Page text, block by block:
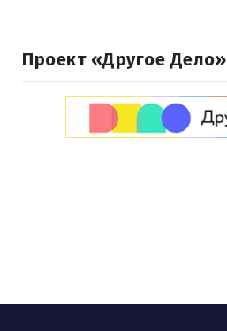
Проект «Другое Дело»